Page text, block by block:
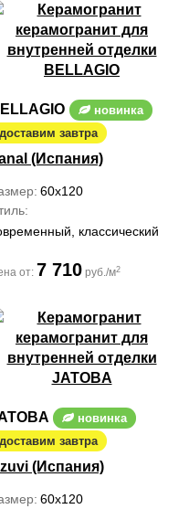
новинка
доставим завтра
(Испания)
60x120
классический
от: 7 710 руб./м2
новинка
доставим завтра
(Испания)
60x120